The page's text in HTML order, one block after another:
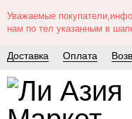
Уважаемые
нам по тел указанным в
Доставка Оплата